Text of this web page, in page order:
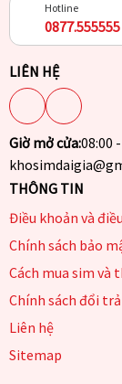
Hotline
0877.555555
LIÊN HỆ
Giờ mở cửa:08:00
THÔNG TIN
Điều khoản và
Chính sách bảo
Cách mua sim và
Chính sách đổi trả
Liên hệ
Sitemap